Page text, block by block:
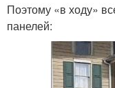
Поэтому «в ходу»
панелей: